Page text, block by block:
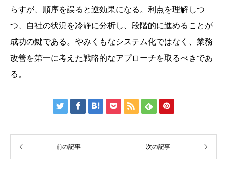
らすが、順序を誤ると逆効果になる。利点を理解しつ
つ、自社の状況を冷静に分析し、段階的に進めることが
成功の鍵である。やみくもなシステム化ではなく、業務
改善を第一に考えた戦略的なアプローチを取るべきであ
る。
      
前の記事 次の記事